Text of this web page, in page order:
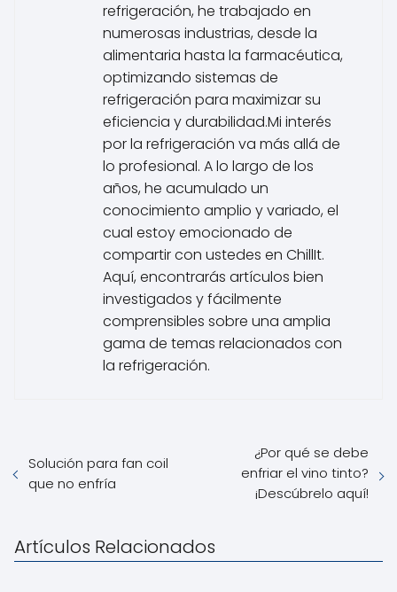
refrigeración, he trabajado en
numerosas industrias, desde la
alimentaria hasta la farmacéutica,
optimizando sistemas de
refrigeración para maximizar su
eficiencia y durabilidad.Mi interés
por la refrigeración va más allá de
lo profesional. A lo largo de los
años, he acumulado un
conocimiento amplio y variado, el
cual estoy emocionado de
compartir con ustedes en ChillIt.
Aquí, encontrarás artículos bien
investigados y fácilmente
comprensibles sobre una amplia
gama de temas relacionados con
la refrigeración.
Solución para fan coil
que no enfría
¿Por qué se debe
enfriar el vino tinto?
¡Descúbrelo aquí!
Artículos Relacionados